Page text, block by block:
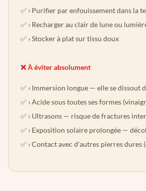
› Purifier par enfouissement dans la
› Recharger au clair de lune ou
› Stocker à plat sur tissu doux
❌ À éviter absolument
› Immersion longue — elle se dissout
› Acide sous toutes ses formes
› Ultrasons — risque de fractures
› Exposition solaire prolongée —
› Contact avec d'autres pierres dures